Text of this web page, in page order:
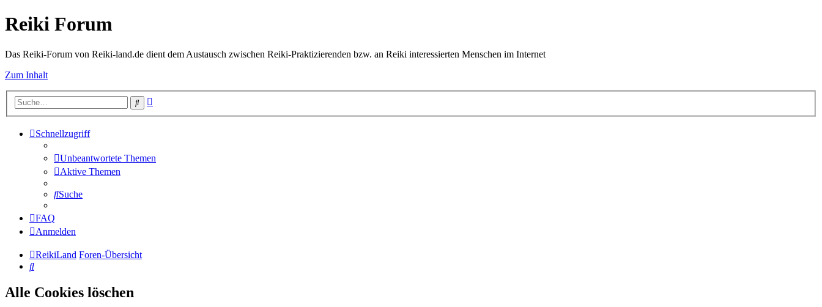
Reiki Forum
Das Reiki-Forum von Reiki-land.de dient dem Austausch zwischen Reiki-Praktizierenden bzw. an Reiki interessierten Menschen im Internet
Zum Inhalt
Suche
Schnellzugriff
Unbeantwortete Themen
Aktive Themen
Suche
FAQ
Anmelden
ReikiLand Foren-Übersicht
Suche
Alle Cookies löschen